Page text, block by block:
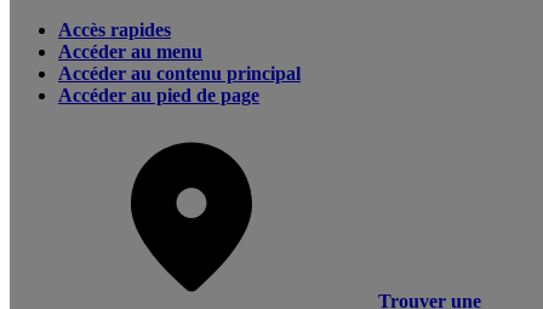
Accès rapides
Accéder au menu
Accéder au contenu principal
Accéder au pied de page
Trouver une